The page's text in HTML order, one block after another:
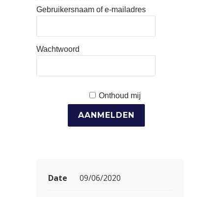
Gebruikersnaam of e-mailadres
Wachtwoord
Onthoud mij
Date 09/06/2020